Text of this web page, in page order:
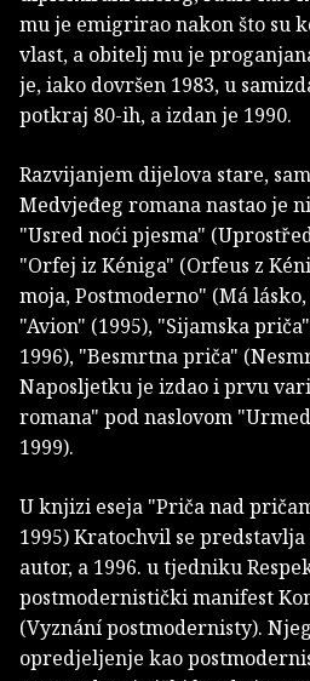
mu je emigrirao nakon što su
vlast, a obitelj mu je
je, iako dovršen 1983, u
potkraj 80-ih, a izdan je 1990.
Razvijanjem dijelova stare,
Medvjeđeg romana nastao je
"Usred noći pjesma"
"Orfej iz Kéniga" (Orfeus z
moja, Postmoderno" (Má
"Avion" (1995), "Sijamska
1996), "Besmrtna priča"
Naposljetku je izdao i prvu
romana" pod naslovom
1999).
U knjizi eseja "Priča nad
1995) Kratochvil se
autor, a 1996. u tjedniku
postmodernistički manifest
(Vyznání postmodernisty).
opredjeljenje kao